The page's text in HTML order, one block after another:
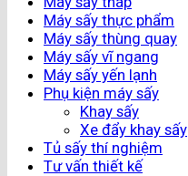
Máy sấy thực phẩm
Máy sấy thùng quay
Máy sấy vĩ ngang
Máy sấy yến lạnh
Phụ kiện máy sấy
Khay sấy
Xe đẩy khay sấy
Tủ sấy thí nghiệm
Tư vấn thiết kế